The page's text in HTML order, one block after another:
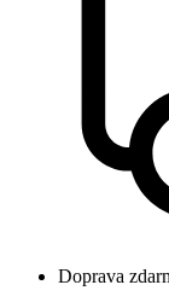
Doprava